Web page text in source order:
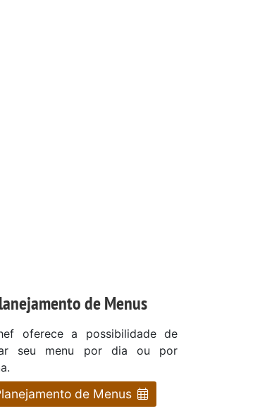
de Menus
oferece a possibilidade de
seu menu por dia ou por
de Menus